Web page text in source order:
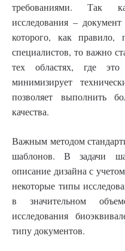
требованиями. Так
исследования –
которого, как правило,
специалистов, то важно
тех областях, где
минимизирует
позволяет выполнить
качества.
Важным методом
шаблонов. В задачи
описание дизайна с
некоторые типы
в значительном
исследования
типу документов.